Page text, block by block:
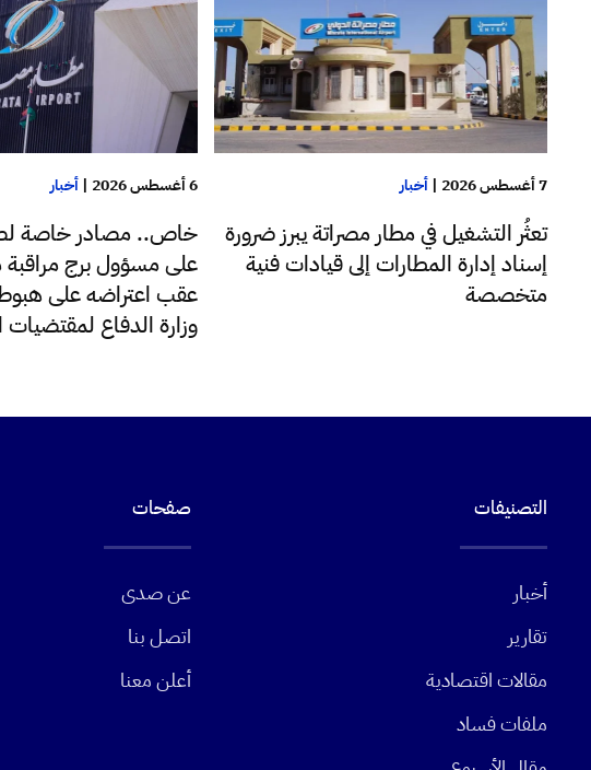
7 أغسطس 2026 | أخبار
تعثُر التشغيل في مطار مصراتة يبرز ضرورة
إسناد إدارة المطارات إلى قيادات فنية
متخصصة
6 أغسطس 2026 | أخبار
خاص.. مصادر خاصة
على مسؤول برج مراقبة
عقب اعتراضه على
وزارة الدفاع لمقتضيات
التصنيفات
أخبار
تقارير
مقالات اقتصادية
ملفات فساد
صفحات
عن صدى
اتصل بنا
أعلن معنا